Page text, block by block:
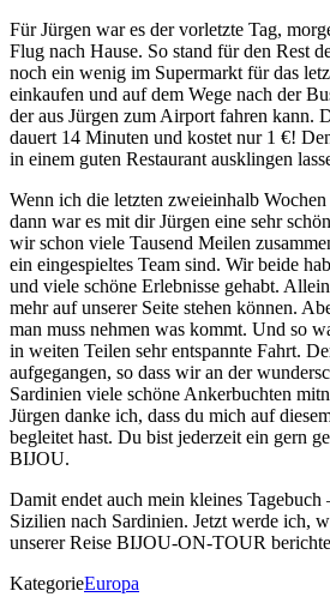
Für Jürgen war es der vorletzte Tag,
Flug nach Hause. So stand für den Rest
noch ein wenig im Supermarkt für das
einkaufen und auf dem Wege nach der
der aus Jürgen zum Airport fahren kann.
dauert 14 Minuten und kostet nur 1 €!
in einem guten Restaurant ausklingen
Wenn ich die letzten zweieinhalb Wochen
dann war es mit dir Jürgen eine sehr
wir schon viele Tausend Meilen
ein eingespieltes Team sind. Wir beide
und viele schöne Erlebnisse gehabt.
mehr auf unserer Seite stehen können.
man muss nehmen was kommt. Und so
in weiten Teilen sehr entspannte Fahrt.
aufgegangen, so dass wir an der
Sardinien viele schöne Ankerbuchten
Jürgen danke ich, dass du mich auf
begleitet hast. Du bist jederzeit ein gern
BIJOU.
Damit endet auch mein kleines
Sizilien nach Sardinien. Jetzt werde ich,
unserer Reise BIJOU-ON-TOUR
KategorieEuropa